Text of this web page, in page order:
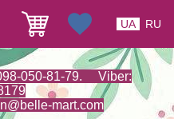
050-81-79. Viber:
mart.com
UA RU